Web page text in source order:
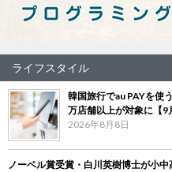
ライフスタイル
韓国旅行でau PAYを使
万店舗以上が対象に【9
2026年8月8日
ノーベル賞受賞・白川英樹博士が小